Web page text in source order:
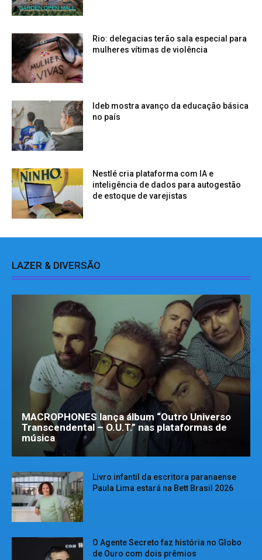
Rio: delegacias terão sala especial para
mulheres vítimas de violência
Ideb mostra avanço da educação básica
no país
Nestlé cria plataforma com IA e
inteligência de dados para autogestão
de estoque de varejistas
LAZER & DIVERSÃO
MACROPHONES lança álbum “Outro Universo
Transcendental – O.U.T.” nas plataformas de
música
Livro infantil da escritora paranaense
Paula Lima estará na Bett Brasil 2026
O Agente Secreto faz história no Globo
de Ouro com dois prêmios